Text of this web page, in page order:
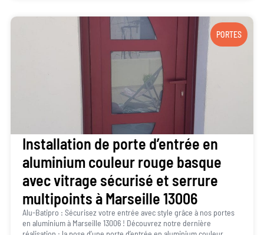
PORTES
Installation de porte d’entrée en
aluminium couleur rouge basque
avec vitrage sécurisé et serrure
multipoints à Marseille 13006
Alu-Batipro : Sécurisez votre entrée avec style grâce à nos portes
en aluminium à Marseille 13006 ! Découvrez notre dernière